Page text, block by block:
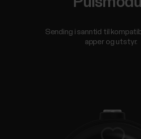
Sending i sanntid til
apper og utstyr.